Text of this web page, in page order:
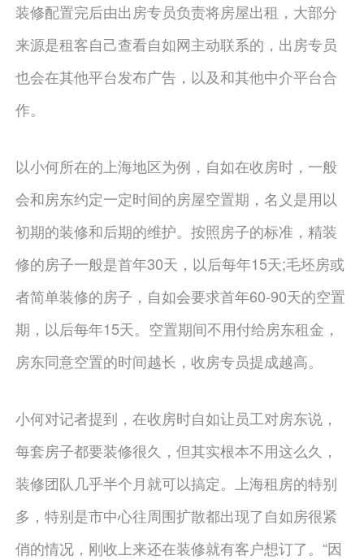
装修配置完后由出房专员负责将房屋出租，大部分
来源是租客自己查看自如网主动联系的，出房专员
也会在其他平台发布广告，以及和其他中介平台合
作。
以小何所在的上海地区为例，自如在收房时，一般
会和房东约定一定时间的房屋空置期，名义是用以
初期的装修和后期的维护。按照房子的标准，精装
修的房子一般是首年30天，以后每年15天;毛坯房或
者简单装修的房子，自如会要求首年60-90天的空置
期，以后每年15天。空置期间不用付给房东租金，
房东同意空置的时间越长，收房专员提成越高。
小何对记者提到，在收房时自如让员工对房东说，
每套房子都要装修很久，但其实根本不用这么久，
装修团队几乎半个月就可以搞定。上海租房的特别
多，特别是市中心往周围扩散都出现了自如房很紧
俏的情况，刚收上来还在装修就有客户想订了。“因